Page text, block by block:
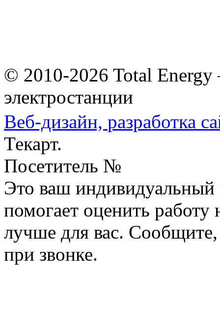
© 2010-2026 Total
электростанции
Веб-дизайн, разработка
Текарт.
Посетитель №
Это ваш
помогает оценить работу
лучше для вас.
при звонке.